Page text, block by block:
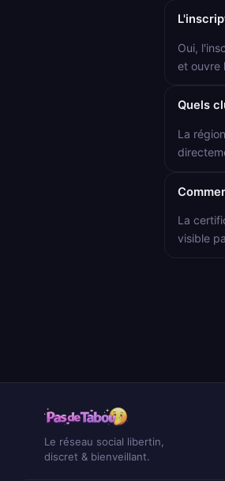
Oui,
et ouvre
Quels
La
La
visible
Le réseau social libertin,
discret & bienveillant.